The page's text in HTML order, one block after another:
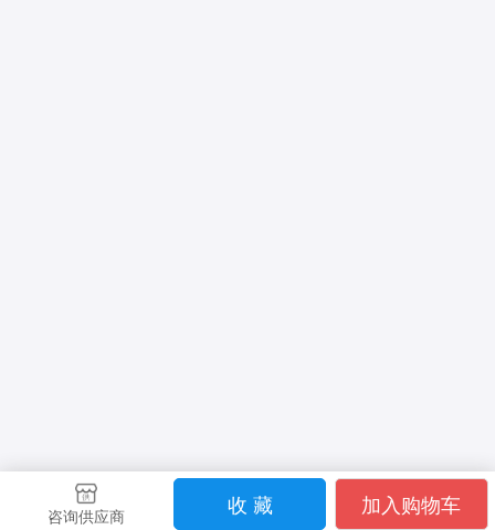
咨询供应商 收 藏 加入购物车